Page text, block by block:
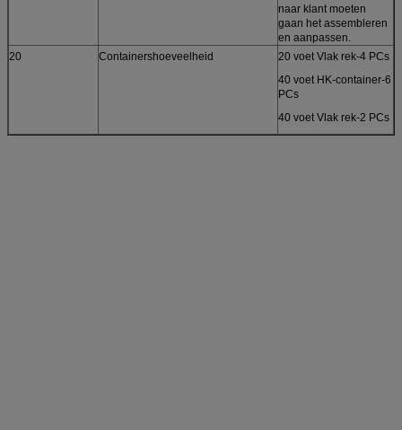
naar klant moeten
gaan het assembleren
en aanpassen.
20
Containershoeveelheid
20 voet Vlak rek-4 PCs
40 voet HK-container-6
PCs
40 voet Vlak rek-2 PCs